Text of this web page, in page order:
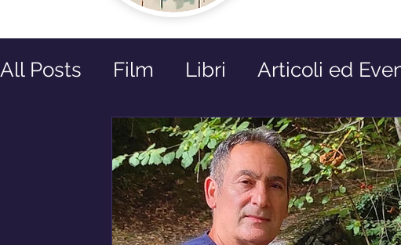
All Posts Film Libri Articoli ed
Prossime Uscite Riflessioni